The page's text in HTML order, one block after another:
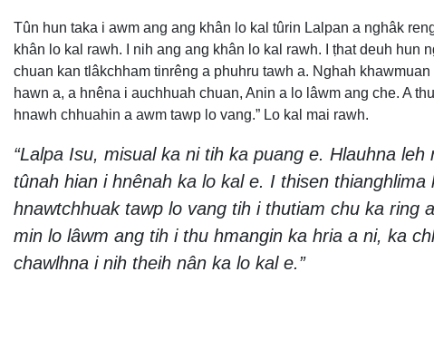
Tûn hun taka i awm ang ang khân lo kal tûrin Lalpan a nghâk
khân lo kal rawh. I nih ang ang khân lo kal rawh. I ṭhat deuh
chuan kan tlâkchham tinrêng a phuhru tawh a. Nghah
hawn a, a hnêna i auchhuah chuan, Anin a lo lâwm ang che. A
hnawh chhuahin a awm tawp lo vang.” Lo kal mai rawh.
“Lalpa Isu, misual ka ni tih ka puang e. Hlauhna
tûnah hian i hnênah ka lo kal e. I thisen
hnawtchhuak tawp lo vang tih i thutiam chu ka ring
min lo lâwm ang tih i thu hmangin ka hria a ni, ka
chawlhna i nih theih nân ka lo kal e.”